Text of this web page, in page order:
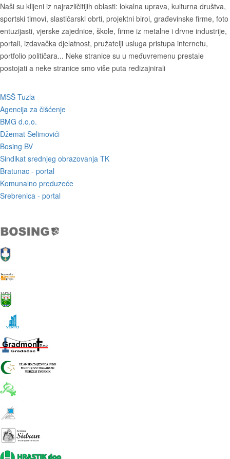
Naši su klijeni iz najrazličitijih oblasti: lokalna uprava, kulturna društva,
sportski timovi, slastičarski obrti, projektni biroi, građevinske firme, foto
entuzijasti, vjerske zajednice, škole, firme iz metalne i drvne industrije,
portali, izdavačka djelatnost, pružatelji usluga pristupa internetu,
portfolio političara... Neke stranice su u međuvremenu prestale
postojati a neke stranice smo više puta redizajnirali
MSŠ Tuzla
Agencija za čišćenje
BMG d.o.o.
Džemat Selimovići
Bosing BV
Sindikat srednjeg obrazovanja TK
Bratunac - portal
Komunalno preduzeće
Srebrenica - portal